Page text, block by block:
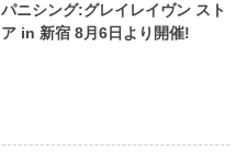
パニシング:グレイレイヴン スト
ア in 新宿 8月6日より開催!